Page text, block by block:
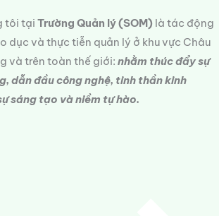
tôi tại Trường Quản lý (SOM) là tác động
dục và thực tiễn quản lý ở khu vực Châu
và trên toàn thế giới: nhằm thúc đẩy sự
dẫn đầu công nghệ, tinh thần kinh
sáng tạo và niềm tự hào.